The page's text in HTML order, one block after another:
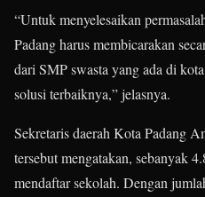
“Untuk menyelesaikan
Padang harus membicarakan
dari SMP swasta yang ada di
solusi terbaiknya,” jelasnya.
Sekretaris daerah Kota Padang
tersebut mengatakan, sebanyak
mendaftar sekolah. Dengan